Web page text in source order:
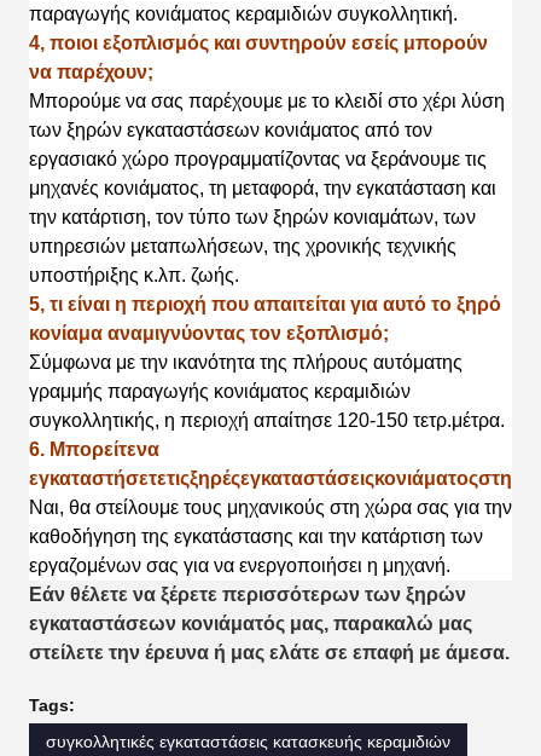
παραγωγής κονιάματος κεραμιδιών συγκολλητική.
4, ποιοι εξοπλισμός και συντηρούν εσείς μπορούν
να παρέχουν;
Μπορούμε να σας παρέχουμε με το κλειδί στο χέρι λύση
των ξηρών εγκαταστάσεων κονιάματος από τον
εργασιακό χώρο προγραμματίζοντας να ξεράνουμε τις
μηχανές κονιάματος, τη μεταφορά, την εγκατάσταση και
την κατάρτιση, τον τύπο των ξηρών κονιαμάτων, των
υπηρεσιών μεταπωλήσεων, της χρονικής τεχνικής
υποστήριξης κ.λπ. ζωής.
5, τι είναι η περιοχή που απαιτείται για αυτό το ξηρό
κονίαμα αναμιγνύοντας τον εξοπλισμό;
Σύμφωνα με την ικανότητα της πλήρους αυτόματης
γραμμής παραγωγής κονιάματος κεραμιδιών
συγκολλητικής, η περιοχή απαίτησε 120-150 τετρ.μέτρα.
6. Μπορείτενα
Ναι, θα στείλουμε τους μηχανικούς στη χώρα σας για την
καθοδήγηση της εγκατάστασης και την κατάρτιση των
εργαζομένων σας για να ενεργοποιήσει η μηχανή.
Εάν θέλετε να ξέρετε περισσότερων των ξηρών
εγκαταστάσεων κονιάματός μας, παρακαλώ μας
στείλετε την έρευνα ή μας ελάτε σε επαφή με άμεσα.
Tags:
συγκολλητικές εγκαταστάσεις κατασκευής κεραμιδιών